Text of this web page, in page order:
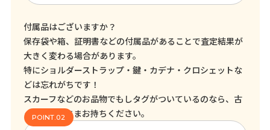
付属品はございますか？
保存袋や箱、証明書などの付属品があることで査定結果が
大きく変わる場合があります。
特にショルダーストラップ・鍵・カデナ・クロシェットな
どは忘れがちです！
スカーフなどのお品物でもしタグがついているのなら、古
くてもそのままお持ちください。